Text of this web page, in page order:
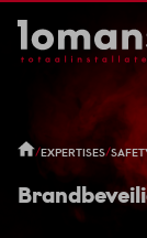
/EXPERTISES/